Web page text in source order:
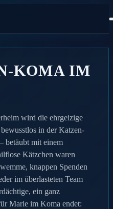
KOMA IM
wird die ehrgeizige
in der Katzen-
betäubt mit einem
Kätzchen waren
knappen Spenden
im überlasteten Team
ein ganz
Marie im Koma endet: